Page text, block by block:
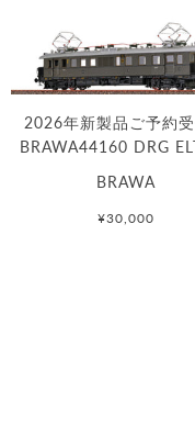
2026年新製品ご予約
BRAWA44160 DRG
BRAWA
¥30,000